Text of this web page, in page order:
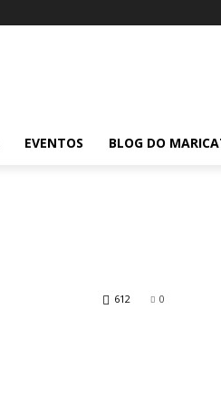
EVENTOS BLOG DO
0
612